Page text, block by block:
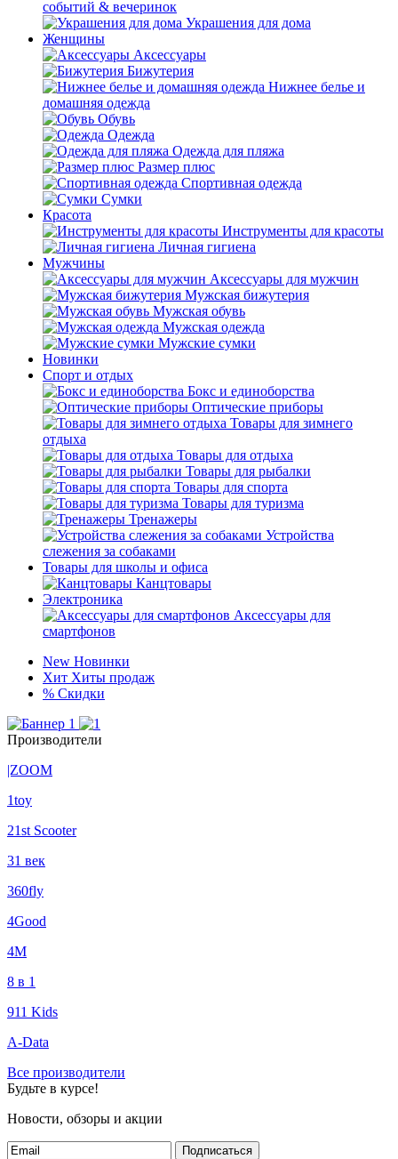
событий & вечеринок
Украшения для дома
Женщины
Аксессуары
Бижутерия
Нижнее белье и
домашняя одежда
Обувь
Одежда
Одежда для пляжа
Размер плюс
Спортивная одежда
Сумки
Красота
Инструменты для красоты
Личная гигиена
Мужчины
Аксессуары для мужчин
Мужская бижутерия
Мужская обувь
Мужская одежда
Мужские сумки
Новинки
Спорт и отдых
Бокс и единоборства
Оптические приборы
Товары для зимнего
отдыха
Товары для отдыха
Товары для рыбалки
Товары для спорта
Товары для туризма
Тренажеры
Устройства
слежения за собаками
Товары для школы и офиса
Канцтовары
Электроника
Аксессуары для
смартфонов
New Новинки
Хит Хиты продаж
% Скидки
Производители
|ZOOM
1toy
21st Scooter
31 век
360fly
4Good
4М
8 в 1
911 Kids
A-Data
Все производители
Будьте в курсе!
Новости, обзоры и акции
Подписаться